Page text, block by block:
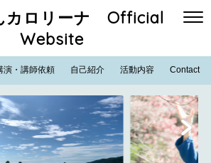
カロリーナ Official
Website
演・講師依頼 自己紹介 活動内容 Contact